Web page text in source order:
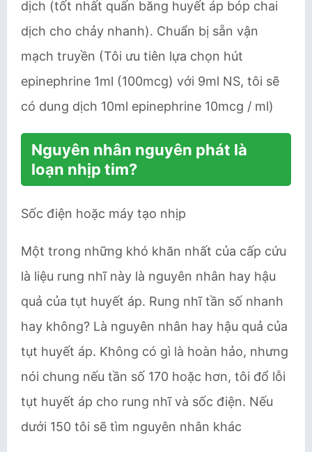
dịch (tốt nhất quấn băng huyết áp bóp chai
dịch cho chảy nhanh). Chuẩn bị sẵn vận
mạch truyền (Tôi ưu tiên lựa chọn hút
epinephrine 1ml (100mcg) với 9ml NS, tôi sẽ
có dung dịch 10ml epinephrine 10mcg / ml)
Nguyên nhân nguyên phát là
loạn nhịp tim?
Sốc điện hoặc máy tạo nhịp
Một trong những khó khăn nhất của cấp cứu
là liệu rung nhĩ này là nguyên nhân hay hậu
quả của tụt huyết áp. Rung nhĩ tần số nhanh
hay không? Là nguyên nhân hay hậu quả của
tụt huyết áp. Không có gì là hoàn hảo, nhưng
nói chung nếu tần số 170 hoặc hơn, tôi đổ lỗi
tụt huyết áp cho rung nhĩ và sốc điện. Nếu
dưới 150 tôi sẽ tìm nguyên nhân khác